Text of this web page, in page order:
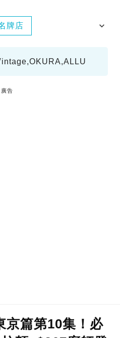
牌店
廣告
京篇第10集！必